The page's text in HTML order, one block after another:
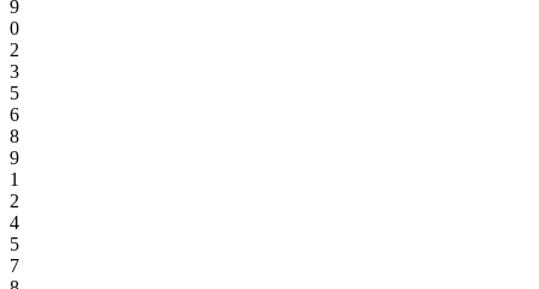
9
0
2
3
5
6
8
9
1
2
4
5
7